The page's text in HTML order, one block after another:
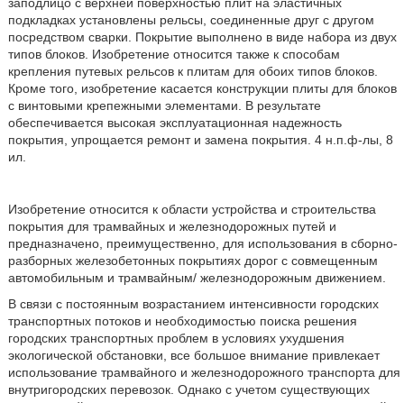
подкладках установлены рельсы, соединенные друг с другом
посредством сварки. Покрытие выполнено в виде набора из двух
типов блоков. Изобретение относится также к способам
крепления путевых рельсов к плитам для обоих типов блоков.
Кроме того, изобретение касается конструкции плиты для блоков
с винтовыми крепежными элементами. В результате
обеспечивается высокая эксплуатационная надежность
покрытия, упрощается ремонт и замена покрытия. 4 н.п.ф-лы, 8
ил.
Изобретение относится к области устройства и строительства
покрытия для трамвайных и железнодорожных путей и
предназначено, преимущественно, для использования в сборно-
разборных железобетонных покрытиях дорог с совмещенным
автомобильным и трамвайным/ железнодорожным движением.
В связи с постоянным возрастанием интенсивности городских
транспортных потоков и необходимостью поиска решения
городских транспортных проблем в условиях ухудшения
экологической обстановки, все большое внимание привлекает
использование трамвайного и железнодорожного транспорта для
внутригородских перевозок. Однако с учетом существующих